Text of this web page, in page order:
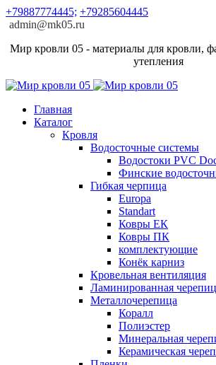
+79887774445; +79285604445
admin@mk05.ru
Мир кровли 05 - материалы для кровли,
утепления
Главная
Каталог
Кровля
Водосточные системы
Водостоки PVC
Финские
Гибкая черпица
Europa
Standart
Ковры ЕК
Ковры ПК
комплектующие
Конёк карниз
Кровельная вентиляция
Ламинированная
Металлочерепица
Коралл
Полиэстер
Минеральная
Керамическая